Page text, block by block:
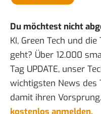
Du möchtest nicht
KI, Green Tech und
geht? Über 12.000
Tag UPDATE, unser
wichtigsten News des
damit ihren Vorsprung.